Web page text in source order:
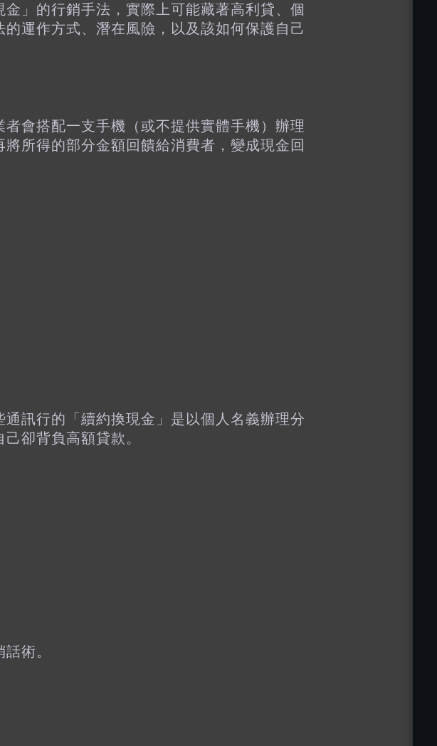
」的行銷手法，實際上可能藏著高利貸、個
運作方式、潛在風險，以及該如何保護自己
會搭配一支手機（或不提供實體手機）辦理
所得的部分金額回饋給消費者，變成現金回
訊行的「續約換現金」是以個人名義辦理分
卻背負高額貸款。
術。